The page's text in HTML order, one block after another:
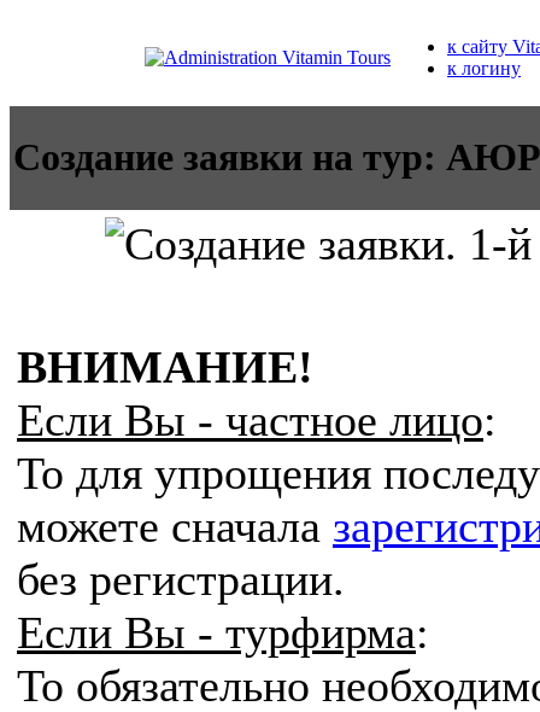
к сайту
к логину
Создание заявки на тур:
ВНИМАНИЕ!
Если Вы - частное лицо:
То для упрощения
можете сначала
без регистрации.
Если Вы - турфирма:
То обязательно